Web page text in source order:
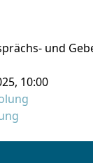
und
10:00